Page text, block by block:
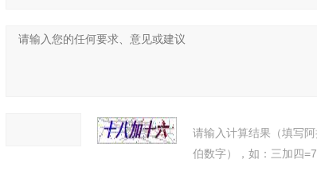
请输入计算结果（填写
伯数字），如：三加四=7